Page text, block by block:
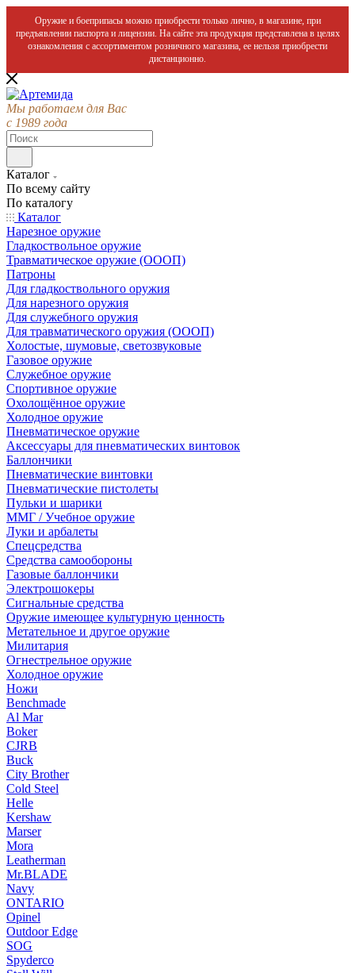
Оружие и боеприпасы можно приобрести только лично, в магазине, при
предъявлении паспорта и лицензии. На сайте эта продукция представлена в целях
ознакомления с ассортиментом розничного магазина, ее нельзя приобрести
дистанционно.
Мы работаем для Вас
с 1989 года
Каталог
По всему сайту
По каталогу
Каталог
Нарезное оружие
Гладкоствольное оружие
Травматическое оружие (ОООП)
Патроны
Для гладкоствольного оружия
Для нарезного оружия
Для служебного оружия
Для травматического оружия (ОООП)
Холостые, шумовые, светозвуковые
Газовое оружие
Служебное оружие
Спортивное оружие
Охолощённое оружие
Холодное оружие
Пневматическое оружие
Аксессуары для пневматических винтовок
Баллончики
Пневматические винтовки
Пневматические пистолеты
Пульки и шарики
ММГ / Учебное оружие
Луки и арбалеты
Спецсредства
Средства самообороны
Газовые баллончики
Электрошокеры
Сигнальные средства
Оружие имеющее культурную ценность
Метательное и другое оружие
Милитария
Огнестрельное оружие
Холодное оружие
Ножи
Benchmade
Al Mar
Boker
CJRB
Buck
City Brother
Cold Steel
Helle
Kershaw
Marser
Mora
Leatherman
Mr.BLADE
Navy
ONTARIO
Opinel
Outdoor Edge
SOG
Spyderco